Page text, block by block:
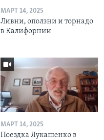
МАРТ 14, 2025
Ливни, оползни и торнадо
в Калифорнии
МАРТ 14, 2025
Поездка Лукашенко в